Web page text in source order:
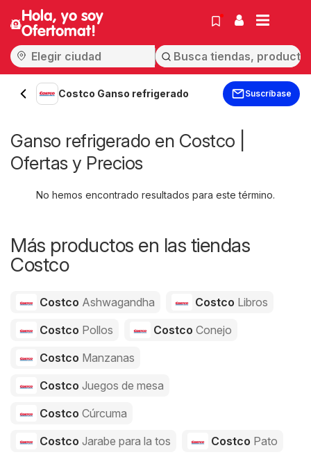
Hola, yo soy
Ofertomat!
Costco Ganso refrigerado Suscríbase
Ganso refrigerado en Costco |
Ofertas y Precios
No hemos encontrado resultados para este término.
Más productos en las tiendas
Costco
Costco Ashwagandha Costco Libros
Costco Pollos Costco Conejo
Costco Manzanas
Costco Juegos de mesa
Costco Cúrcuma
Costco Jarabe para la tos Costco Pato